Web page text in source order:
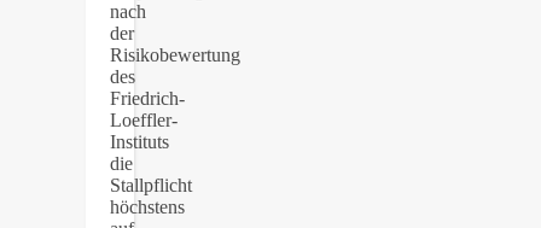
nach
der
Risikobewertung
des
Friedrich-
Loeffler-
Instituts
die
Stallpflicht
höchstens